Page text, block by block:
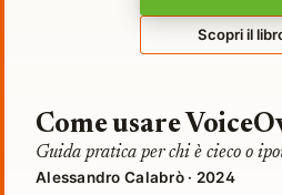
Scopri il
Come usare
Guida pratica per chi è cieco o
Alessandro Calabrò · 2024